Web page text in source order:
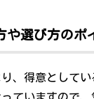
や選び方のポ
、得意として